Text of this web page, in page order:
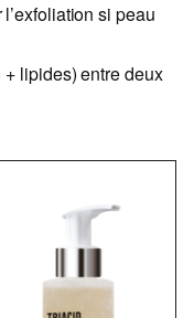
si peau
+ lipides) entre deux